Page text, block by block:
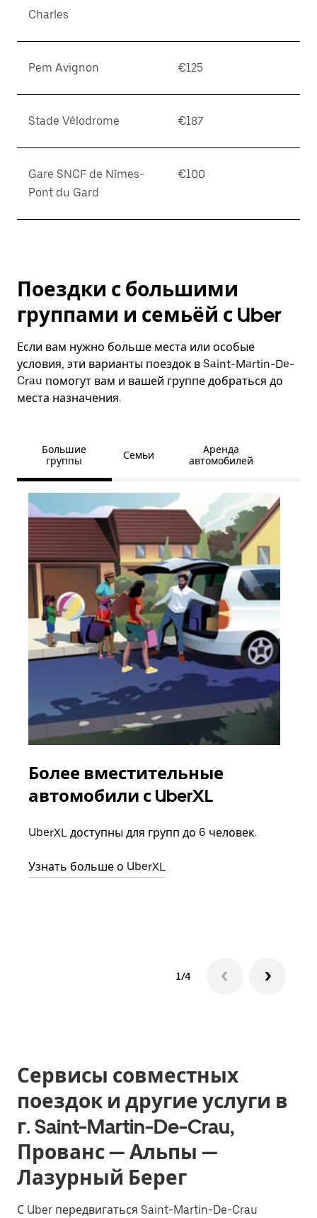
Charles
Pem Avignon €125
Stade Vélodrome €187
Gare SNCF de Nîmes-
Pont du Gard
€100
Поездки с большими
группами и семьёй с Uber
Если вам нужно больше места или особые
условия, эти варианты поездок в Saint-Martin-De-
Crau помогут вам и вашей группе добраться до
места назначения.
Большие
группы
Семьи
Аренда
автомобилей
Более вместительные
автомобили с UberXL
UberXL доступны для групп до 6 человек.
Узнать больше о UberXL
1/4
Сервисы совместных
поездок и другие услуги в
г. Saint-Martin-De-Crau,
Прованс — Альпы —
Лазурный Берег
С Uber передвигаться Saint-Martin-De-Crau